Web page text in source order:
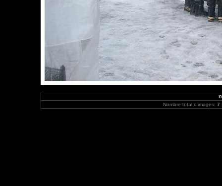
Nombre total d'images: 7